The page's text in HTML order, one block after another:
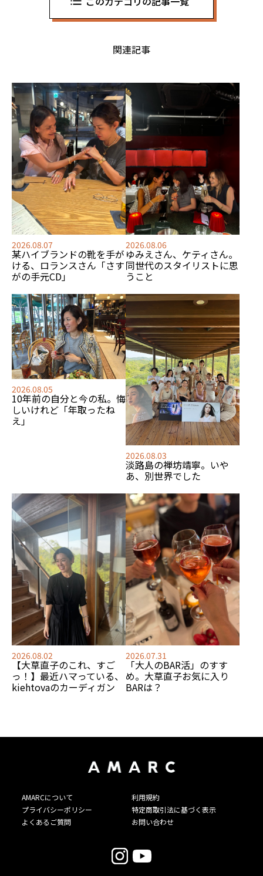
関連記事
2026.08.07
某ハイブランドの靴を手が
ける、 ロランスさん「さす
がの手元CD」
2026.08.06
ゆみえさん、ケティさん。
同世代のスタイリストに思
うこと
2026.08.05
10年前の自分と今の私。悔
しいけれど「年取ったね
え」
2026.08.03
淡路島の禅坊靖寧。いや
あ、別世界でした
2026.08.02
【大草直子のこれ、すご
っ！】最近ハマっている、
kiehtovaのカーディガン
2026.07.31
「大人のBAR活」のすす
め。大草直子お気に入り
BARは？
AMARCについて
利用規約
プライバシーポリシー
特定商取引法に基づく表示
よくあるご質問
お問い合わせ